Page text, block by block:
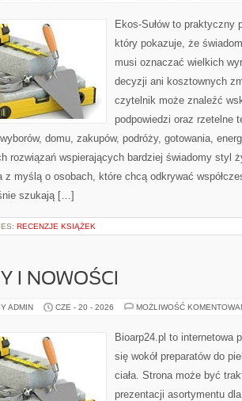
Ekos-Sułów to praktyczny
który pokazuje, że
musi oznaczać wielkich
decyzji ani kosztownych
czytelnik może znaleźć
podpowiedzi oraz rzetelne
domu, zakupów, podróży, gotowania,
rozwiązań wspierających bardziej świadomy styl
z myślą o osobach, które chcą odkrywać
szukają […]
RECENZJE KSIĄŻEK
I NOWOŚCI
ADMIN CZE - 20 - 2026 MOŻLIWOŚĆ
Bioarp24.pl to internetowa
się wokół preparatów do
ciała. Strona może być
prezentacji asortymentu